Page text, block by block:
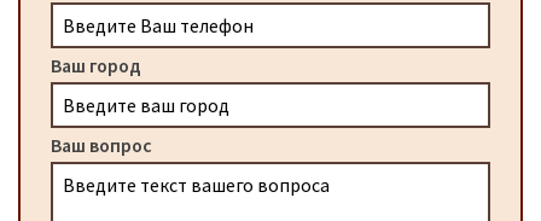
Ваш город
Ваш вопрос